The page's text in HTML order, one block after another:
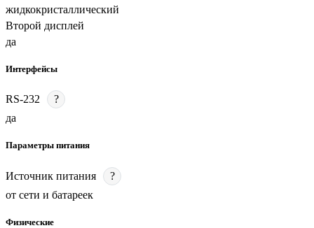
жидкокристаллический
Второй дисплей
да
Интерфейсы
RS-232
?
да
Параметры питания
Источник питания
?
от сети и батареек
Физические